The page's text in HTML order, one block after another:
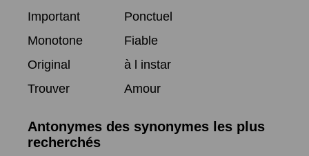
Important
Ponctuel
Monotone
Fiable
Original
à l instar
Trouver
Amour
Antonymes des synonymes les plus
recherchés